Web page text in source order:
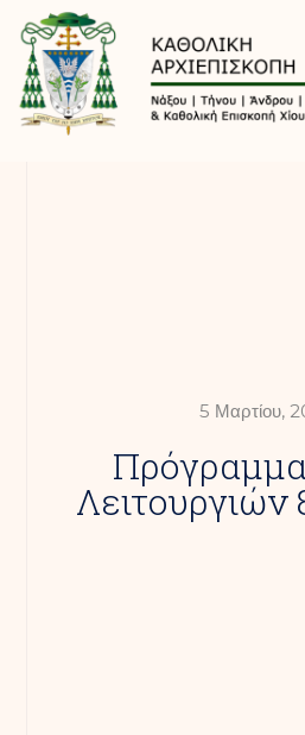
5 Μαρτίου,
Λειτουργιών